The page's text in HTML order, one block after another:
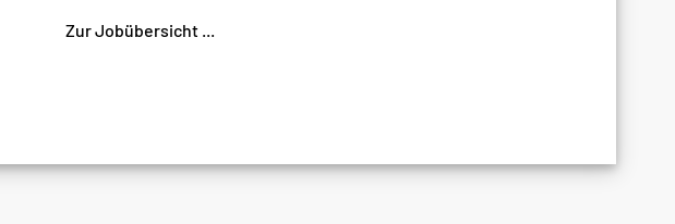
Zur Jobübersicht ...